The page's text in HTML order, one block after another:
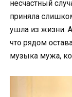
несчастный
приняла
ушла из жизни.
что рядом
музыка мужа,